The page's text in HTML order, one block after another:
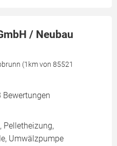
/ Neubau
(1km von 85521
Bewertungen
Pelletheizung,
Umwälzpumpe